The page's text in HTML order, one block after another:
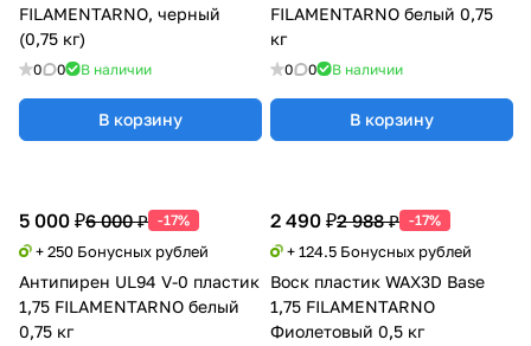
FILAMENTARNO, черный
(0,75 кг)
0 0 В наличии
В корзину
FILAMENTARNO белый 0,75
кг
0 0 В наличии
В корзину
5 000 ₽6 000 ₽ -17%
+ 250 Бонусных рублей
Антипирен UL94 V-0 пластик
1,75 FILAMENTARNO белый
0,75 кг
2 490 ₽2 988 ₽ -17%
+ 124.5 Бонусных рублей
Воск пластик WAX3D Base
1,75 FILAMENTARNO
Фиолетовый 0,5 кг